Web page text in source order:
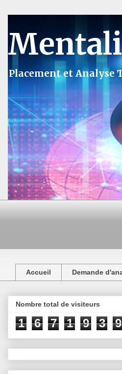
Placement et Analyse
Accueil Demande
Nombre total de visiteurs
1 6 7 1 9 3 9